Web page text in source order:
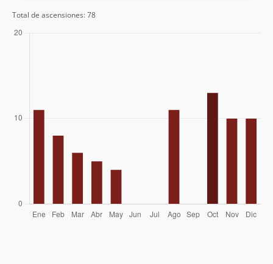
31/10/21 Andrea Campos
15/12/19
05/01/19
Felipe Parada
Total de ascensiones: 78